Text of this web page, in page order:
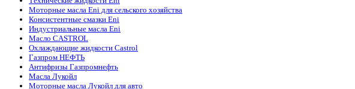
Моторные масла Eni для сельского хозяйства
Консистентные смазки Eni
Индустриальные масла Eni
Масло CASTROL
Охлаждающие жидкости Castrol
Газпром НЕФТЬ
Антифризы Газпромнефть
Масла Лукойл
Моторные масла Лукойл для авто